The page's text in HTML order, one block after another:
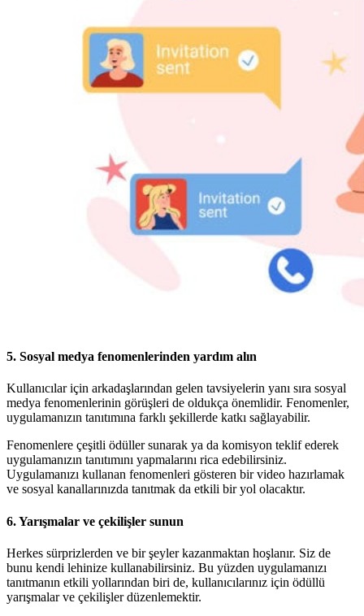
5. Sosyal medya fenomenlerinden yardım alın
Kullanıcılar için arkadaşlarından gelen tavsiyelerin yanı sıra sosyal
medya fenomenlerinin görüşleri de oldukça önemlidir. Fenomenler,
uygulamanızın tanıtımına farklı şekillerde katkı sağlayabilir.
Fenomenlere çeşitli ödüller sunarak ya da komisyon teklif ederek
uygulamanızın tanıtımını yapmalarını rica edebilirsiniz.
Uygulamanızı kullanan fenomenleri gösteren bir video hazırlamak
ve sosyal kanallarınızda tanıtmak da etkili bir yol olacaktır.
6.Yarışmalar ve çekilişler sunun
Herkes sürprizlerden ve bir şeyler kazanmaktan hoşlanır. Siz de
bunu kendi lehinize kullanabilirsiniz. Bu yüzden uygulamanızı
tanıtmanın etkili yollarından biri de, kullanıcılarınız için ödüllü
yarışmalar ve çekilişler düzenlemektir.